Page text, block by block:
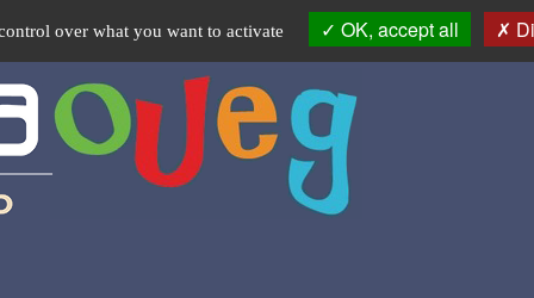
over what you want to activate OK, accept all